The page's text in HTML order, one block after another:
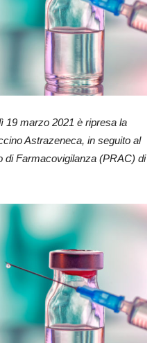
19 marzo 2021 è ripresa la
Astrazeneca, in seguito al
di Farmacovigilanza (PRAC) di